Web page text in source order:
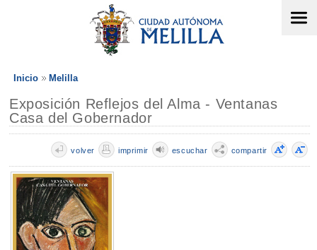
Inicio Melilla
Exposición Reflejos del Alma - Ventanas
Casa del Gobernador
compartir
escuchar
imprimir
volver